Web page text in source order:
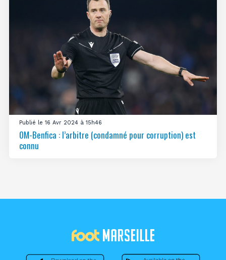
Publié le 16 Avr 2024 à 15h46
OM-Benfica : l’arbitre (condamné pour corruption) est
connu